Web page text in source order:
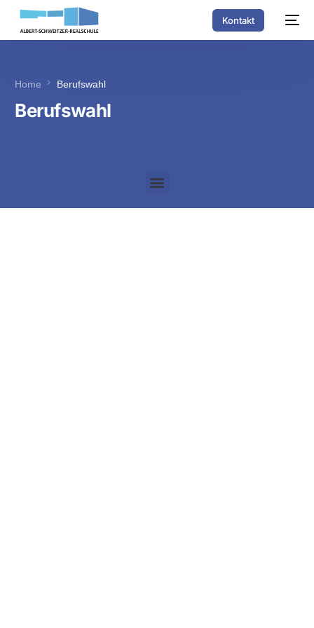
Kontakt
Home Berufswahl
Berufswahl